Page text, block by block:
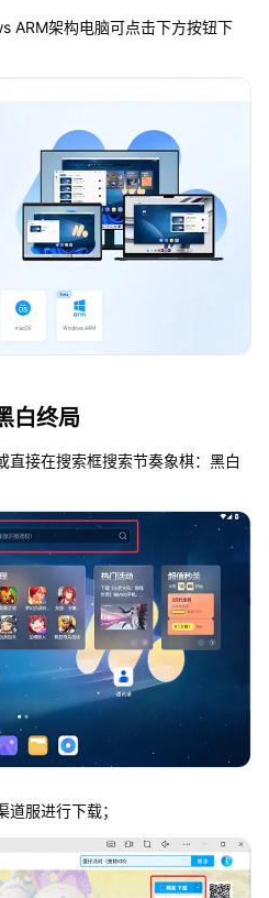
ARM架构电脑可点击下方按钮下
白终局
直接在搜索框搜索节奏象棋：黑白
服进行下载；